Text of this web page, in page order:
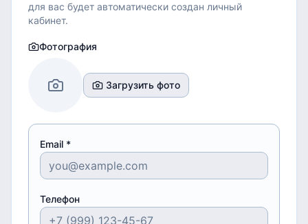
для вас будет автоматически создан личный
кабинет.
Фотография
Загрузить фото
Email *
Телефон